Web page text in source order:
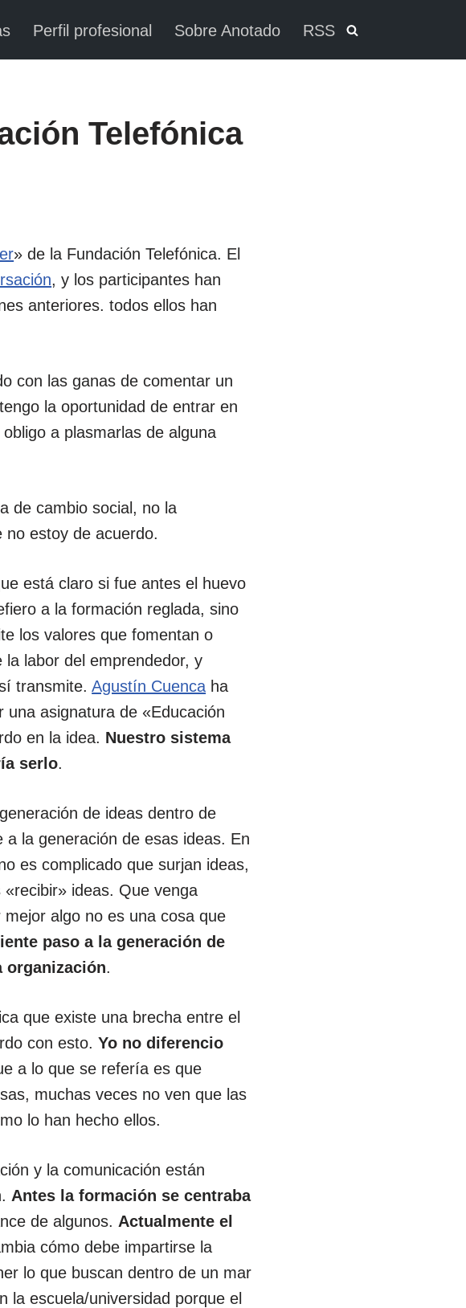
Perfil profesional Sobre Anotado RSS
Telefónica
» de la Fundación Telefónica. El
, y los participantes han
anteriores. todos ellos han
con las ganas de comentar un
la oportunidad de entrar en
a plasmarlas de alguna
de cambio social, no la
no estoy de acuerdo.
está claro si fue antes el huevo
a la formación reglada, sino
los valores que fomentan o
labor del emprendedor, y
transmite.Agustín Cuenca ha
asignatura de «Educación
en la idea. Nuestro sistema
serlo.
de ideas dentro de
la generación de esas ideas. En
es complicado que surjan ideas,
ideas. Que venga
algo no es una cosa que
paso a la generación de
organización.
que existe una brecha entre el
con esto.Yo no diferencio
a lo que se refería es que
muchas veces no ven que las
lo han hecho ellos.
y la comunicación están
Antes la formación se centraba
de algunos. Actualmente el
cómo debe impartirse la
lo que buscan dentro de un mar
la escuela/universidad porque el